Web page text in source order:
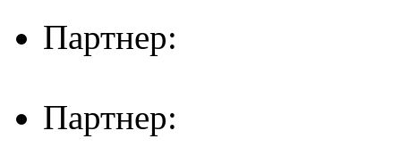
Партнер:
Партнер: